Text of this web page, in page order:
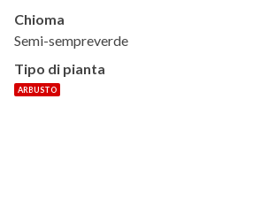
Chioma
Semi-sempreverde
Tipo di pianta
ARBUSTO